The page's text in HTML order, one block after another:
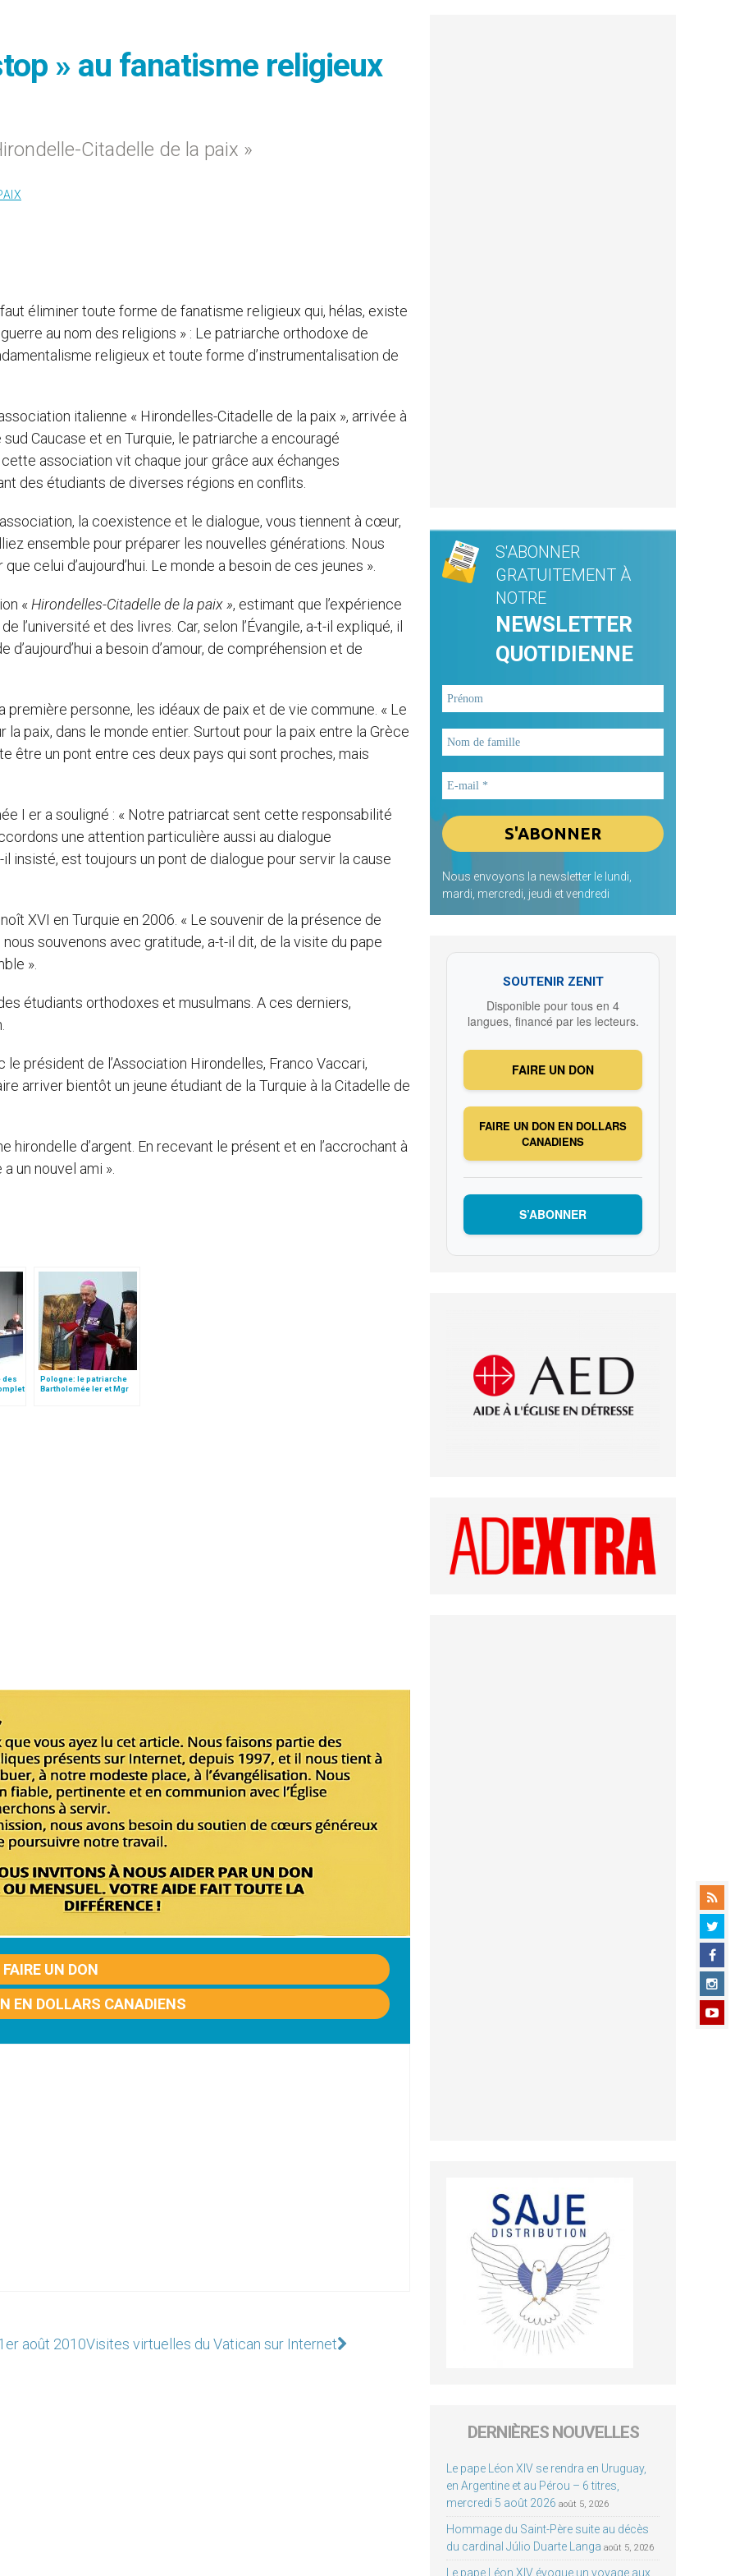
» au fanatisme religieux
Citadelle de la paix »
éliminer toute forme de fanatisme religieux qui, hélas, existe
au nom des religions » : Le patriarche orthodoxe de
religieux et toute forme d’instrumentalisation de
italienne « Hirondelles-Citadelle de la paix », arrivée à
sud Caucase et en Turquie, le patriarche a encouragé
association vit chaque jour grâce aux échanges
des étudiants de diverses régions en conflits.
la coexistence et le dialogue, vous tiennent à cœur,
ensemble pour préparer les nouvelles générations. Nous
celui d’aujourd’hui. Le monde a besoin de ces jeunes ».
« Hirondelles-Citadelle de la paix », estimant que l’expérience
et des livres. Car, selon l’Évangile, a-t-il expliqué, il
d’aujourd’hui a besoin d’amour, de compréhension et de
première personne, les idéaux de paix et de vie commune. « Le
paix, dans le monde entier. Surtout pour la paix entre la Grèce
être un pont entre ces deux pays qui sont proches, mais
I er a souligné : « Notre patriarcat sent cette responsabilité
une attention particulière aussi au dialogue
insisté, est toujours un pont de dialogue pour servir la cause
XVI en Turquie en 2006. « Le souvenir de la présence de
souvenons avec gratitude, a-t-il dit, de la visite du pape
».
étudiants orthodoxes et musulmans. A ces derniers,
président de l’Association Hirondelles, Franco Vaccari,
arriver bientôt un jeune étudiant de la Turquie à la Citadelle de
hirondelle d’argent. En recevant le présent et en l’accrochant à
un nouvel ami ».
des
Pologne: le patriarche
Bartholomée Ier et Mgr
FAIRE UN DON
EN DOLLARS CANADIENS
août 2010Visites virtuelles du Vatican sur Internet
S'ABONNER
GRATUITEMENT À
NOTRE
NEWSLETTER
QUOTIDIENNE
Nous envoyons la newsletter le lundi,
mardi, mercredi, jeudi et vendredi
SOUTENIR ZENIT
Disponible pour tous en 4
langues, financé par les lecteurs.
FAIRE UN DON
FAIRE UN DON EN DOLLARS
CANADIENS
S’ABONNER
DERNIÈRES NOUVELLES
Le pape Léon XIV se rendra en Uruguay,
en Argentine et au Pérou – 6 titres,
mercredi 5 août 2026 août 5, 2026
Hommage du Saint-Père suite au décès
du cardinal Júlio Duarte Langa août 5, 2026
Le pape Léon XIV évoque un voyage aux